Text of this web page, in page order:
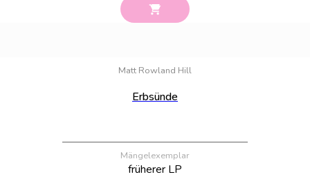
Matt Rowland Hill
Erbsünde
Mängelexemplar
früherer LP